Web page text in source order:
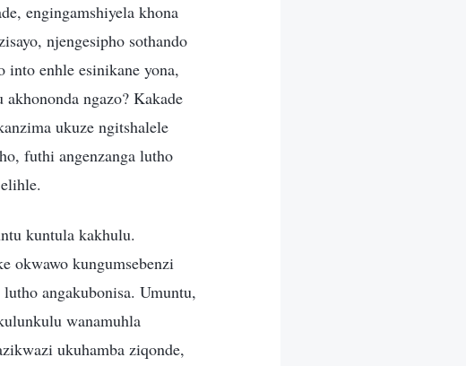
engingamshiyela khona
njengesipho sothando
into enhle esinikane yona,
ngazo? Kakade
ukuze ngitshalele
futhi angenzanga lutho
kuntula kakhulu.
okwawo kungumsebenzi
angakubonisa. Umuntu,
wanamuhla
ukuhamba ziqonde,